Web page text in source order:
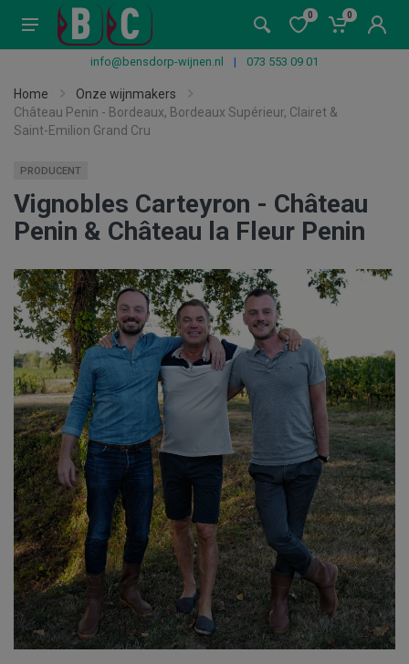
0 0
info@bensdorp-wijnen.nl | 073 553 09 01
Home
Onze wijnmakers
Château Penin - Bordeaux, Bordeaux Supérieur, Clairet &
Saint-Emilion Grand Cru
PRODUCENT
Vignobles Carteyron - Château
Penin & Château la Fleur Penin